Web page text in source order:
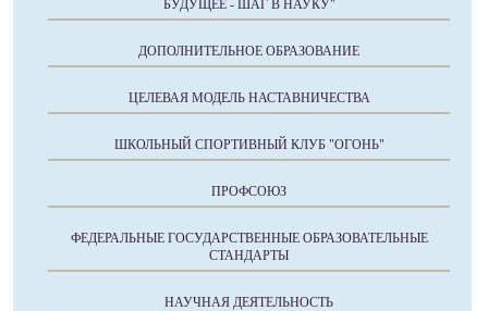
БУДУЩЕЕ - ШАГ В НАУКУ"
ДОПОЛНИТЕЛЬНОЕ ОБРАЗОВАНИЕ
ЦЕЛЕВАЯ МОДЕЛЬ НАСТАВНИЧЕСТВА
ШКОЛЬНЫЙ СПОРТИВНЫЙ КЛУБ "ОГОНЬ"
ПРОФСОЮЗ
ФЕДЕРАЛЬНЫЕ ГОСУДАРСТВЕННЫЕ ОБРАЗОВАТЕЛЬНЫЕ
СТАНДАРТЫ
НАУЧНАЯ ДЕЯТЕЛЬНОСТЬ